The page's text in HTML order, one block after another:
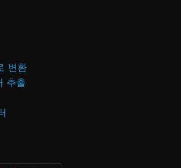
변환
추출